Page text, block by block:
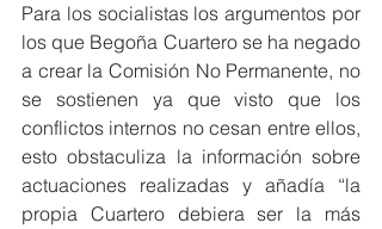
Para los socialistas los argumentos por
los que Begoña Cuartero se ha negado
a crear la Comisión No Permanente, no
se sostienen ya que visto que los
conflictos internos no cesan entre ellos,
esto obstaculiza la información sobre
actuaciones realizadas y añadía “la
propia Cuartero debiera ser la más